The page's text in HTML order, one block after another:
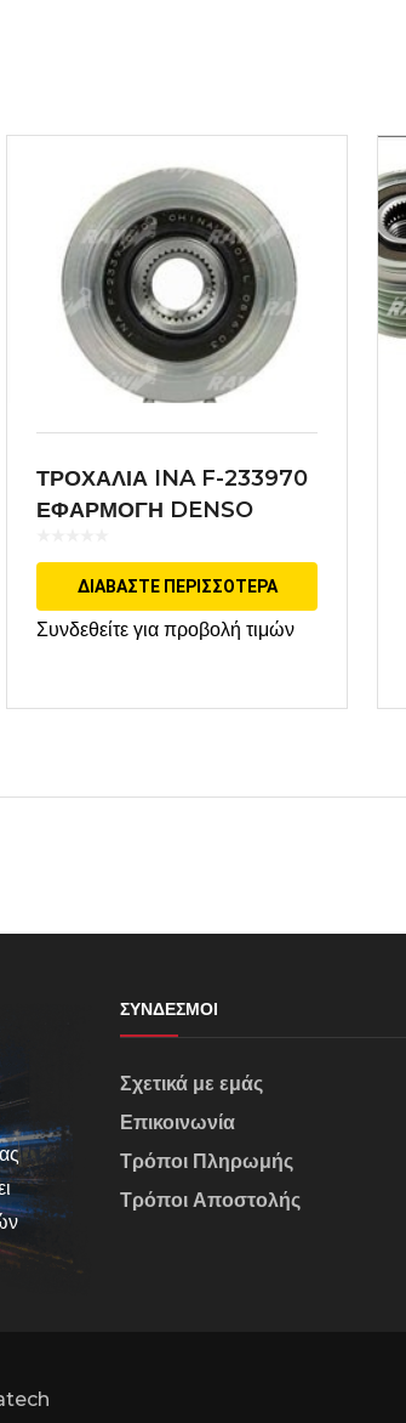
ΤΡΟΧΑΛΙΑ INA F-233970
ΕΦΑΡΜΟΓΗ DENSO
ΔΙΑΒΆΣΤΕ ΠΕΡΙΣΣΌΤΕΡΑ
Συνδεθείτε για προβολή τιμών
ΣΎΝΔΕΣΜΟΙ
Σχετικά με εμάς
Επικοινωνία
Τρόποι Πληρωμής
Τρόποι Αποστολής